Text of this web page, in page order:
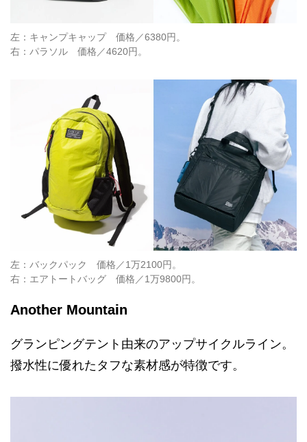
左：キャンプキャップ 価格／6380円。
右：パラソル 価格／4620円。
左：バックパック 価格／1万2100円。
右：エアトートバッグ 価格／1万9800円。
Another Mountain
グランピングテント由来のアップサイクルライン。
撥水性に優れたタフな素材感が特徴です。